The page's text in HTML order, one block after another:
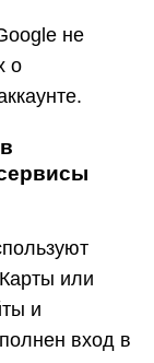
не
о
или
и
вход в